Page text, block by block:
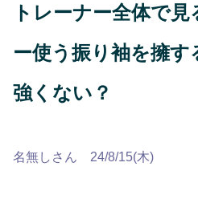
トレーナー全体で
ー使う振り袖を擁す
強くない？
名無しさん 24/8/15(木)